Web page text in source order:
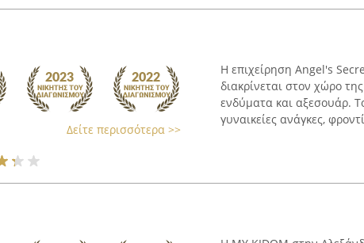
Δείτε περισσότερα >>
Η επιχείρηση Angel's
διακρίνεται στον χώρο
ενδύματα και αξεσουάρ.
γυναικείες ανάγκες,